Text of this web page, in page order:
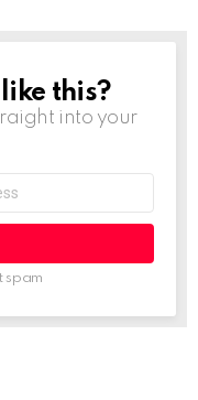
this?
into your
spam